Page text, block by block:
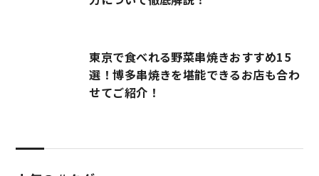
東京で食べれる野菜串焼きおすすめ15
選！博多串焼きを堪能できるお店も合わ
せてご紹介！